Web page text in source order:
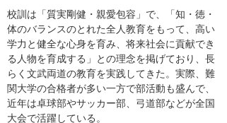
校訓は「質実剛健・親愛包容」で、「知・徳・
体のバランスのとれた全人教育をもって、高い
学力と健全な心身を育み、将来社会に貢献でき
る人物を育成する」との理念を掲げており、長
らく文武両道の教育を実践してきた。実際、難
関大学の合格者が多い一方で部活動も盛んで、
近年は卓球部やサッカー部、弓道部などが全国
大会で活躍している。